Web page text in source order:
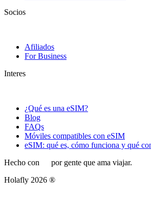
Socios
Afiliados
For Business
Interes
¿Qué es una eSIM?
Blog
FAQs
Móviles compatibles con eSIM
eSIM: qué es, cómo funciona y qué
Hecho con
por gente que ama viajar.
Holafly 2026 ®